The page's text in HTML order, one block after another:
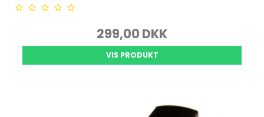
299,00 DKK
VIS PRODUKT